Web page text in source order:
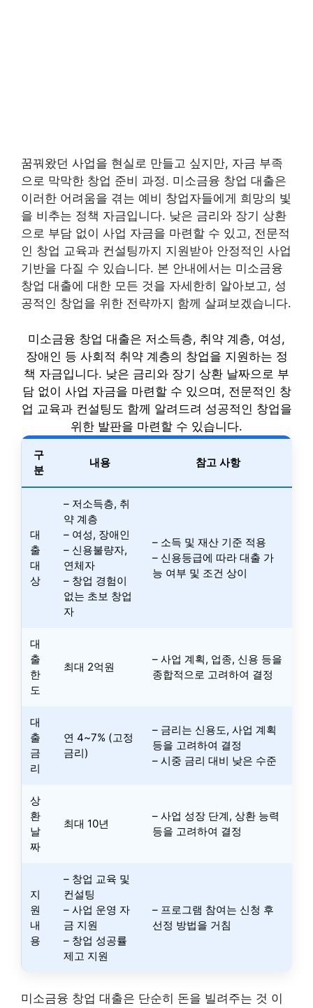
꿈꿔왔던 사업을 현실로 만들고 싶지만, 자금 부족
으로 막막한 창업 준비 과정. 미소금융 창업 대출은
이러한 어려움을 겪는 예비 창업자들에게 희망의 빛
을 비추는 정책 자금입니다. 낮은 금리와 장기 상환
으로 부담 없이 사업 자금을 마련할 수 있고, 전문적
인 창업 교육과 컨설팅까지 지원받아 안정적인 사업
기반을 다질 수 있습니다. 본 안내에서는 미소금융
창업 대출에 대한 모든 것을 자세한히 알아보고, 성
공적인 창업을 위한 전략까지 함께 살펴보겠습니다.
미소금융 창업 대출은 저소득층, 취약 계층, 여성,
장애인 등 사회적 취약 계층의 창업을 지원하는 정
책 자금입니다. 낮은 금리와 장기 상환 날짜으로 부
담 없이 사업 자금을 마련할 수 있으며, 전문적인 창
업 교육과 컨설팅도 함께 알려드려 성공적인 창업을
위한 발판을 마련할 수 있습니다.
구
분
내용 참고 사항
대
출
대
상
– 저소득층, 취
약 계층
– 여성, 장애인
– 신용불량자,
연체자
– 창업 경험이
없는 초보 창업
자
– 소득 및 재산 기준 적용
– 신용등급에 따라 대출 가
능 여부 및 조건 상이
대
출
한
도
최대 2억원
– 사업 계획, 업종, 신용 등을
종합적으로 고려하여 결정
대
출
금
리
연 4~7% (고정
금리)
– 금리는 신용도, 사업 계획
등을 고려하여 결정
– 시중 금리 대비 낮은 수준
상
환
날
짜
최대 10년
– 사업 성장 단계, 상환 능력
등을 고려하여 결정
지
원
내
용
– 창업 교육 및
컨설팅
– 사업 운영 자
금 지원
– 창업 성공률
제고 지원
– 프로그램 참여는 신청 후
선정 방법을 거침
미소금융 창업 대출은 단순히 돈을 빌려주는 것 이